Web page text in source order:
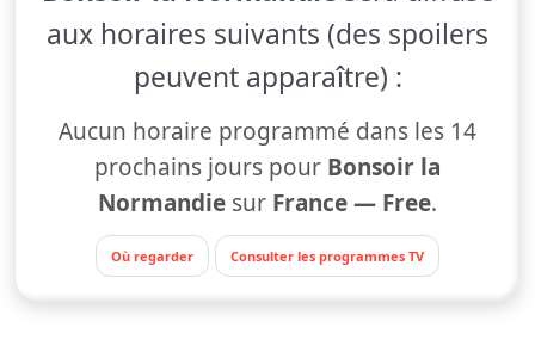
aux horaires suivants (des spoilers
peuvent apparaître) :
Aucun horaire programmé dans les 14
prochains jours pour Bonsoir la
Normandie sur France — Free.
Où regarder Consulter les programmes TV